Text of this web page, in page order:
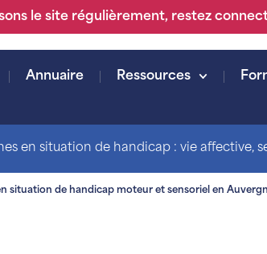
le site régulièrement, restez
Annuaire Ressources
en situation de handicap : vie affective,
situation de handicap moteur et sensoriel en